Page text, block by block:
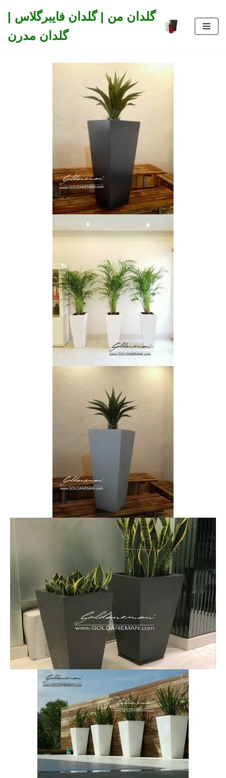
to
گلدان من | گلدان فایبرگلاس |
گلدان مدرن